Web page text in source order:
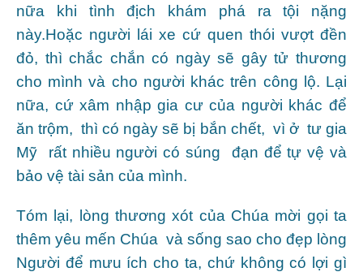
nữa khi tình địch khám phá ra tội nặng
này.Hoặc người lái xe cứ quen thói vượt đền
đỏ, thì chắc chắn có ngày sẽ gây tử thương
cho mình và cho người khác trên công lộ. Lại
nữa, cứ xâm nhập gia cư của người khác để
ăn trộm, thì có ngày sẽ bị bắn chết, vì ở tư gia
Mỹ rất nhiều người có súng đạn để tự vệ và
bảo vệ tài sản của mình.
Tóm lại, lòng thương xót của Chúa mời gọi ta
thêm yêu mến Chúa và sống sao cho đẹp lòng
Người để mưu ích cho ta, chứ không có lợi gì